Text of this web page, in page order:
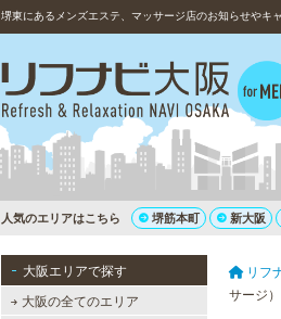
堺東にあるメンズエステ、マッサージ店のお知らせやキ
人気のエリアはこちら 堺筋本町 新大阪
大阪エリアで探す
大阪の全てのエリア
リフ
サージ）